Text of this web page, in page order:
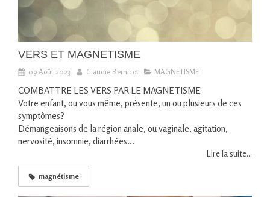
VERS ET MAGNETISME
09 Août 2023 Claudie Bernicot MAGNETISME
COMBATTRE LES VERS PAR LE MAGNETISME
Votre enfant, ou vous même, présente, un ou plusieurs de ces
symptômes?
Démangeaisons de la région anale, ou vaginale, agitation,
nervosité, insomnie, diarrhées...
Lire la suite...
magnétisme